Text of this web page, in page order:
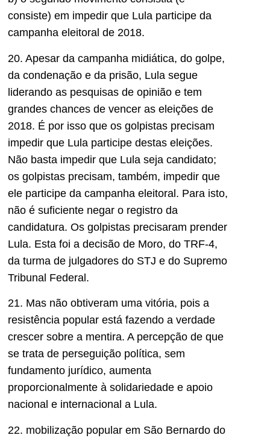
consiste) em impedir que Lula participe da
campanha eleitoral de 2018.
20. Apesar da campanha midiática, do golpe,
da condenação e da prisão, Lula segue
liderando as pesquisas de opinião e tem
grandes chances de vencer as eleições de
2018. É por isso que os golpistas precisam
impedir que Lula participe destas eleições.
Não basta impedir que Lula seja candidato;
os golpistas precisam, também, impedir que
ele participe da campanha eleitoral. Para isto,
não é suficiente negar o registro da
candidatura. Os golpistas precisaram prender
Lula. Esta foi a decisão de Moro, do TRF-4,
da turma de julgadores do STJ e do Supremo
Tribunal Federal.
21. Mas não obtiveram uma vitória, pois a
resistência popular está fazendo a verdade
crescer sobre a mentira. A percepção de que
se trata de perseguição política, sem
fundamento jurídico, aumenta
proporcionalmente à solidariedade e apoio
nacional e internacional a Lula.
22. mobilização popular em São Bernardo do